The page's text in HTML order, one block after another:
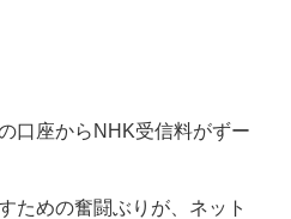
口座からNHK受信料がずー
ための奮闘ぶりが、ネット